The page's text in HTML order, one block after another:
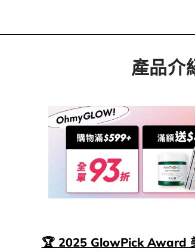
產品介
🏆 2025 GlowPick Award